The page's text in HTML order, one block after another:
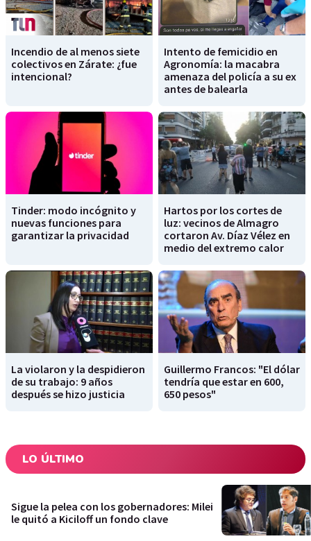
Incendio de al menos siete
colectivos en Zárate: ¿fue
intencional?
Intento de femicidio en
Agronomía: la macabra
amenaza del policía a su ex
antes de balearla
Tinder: modo incógnito y
nuevas funciones para
garantizar la privacidad
Hartos por los cortes de
luz: vecinos de Almagro
cortaron Av. Díaz Vélez en
medio del extremo calor
La violaron y la despidieron
de su trabajo: 9 años
después se hizo justicia
Guillermo Francos: "El dólar
tendría que estar en 600,
650 pesos"
LO ÚLTIMO
Sigue la pelea con los gobernadores: Milei
le quitó a Kiciloff un fondo clave